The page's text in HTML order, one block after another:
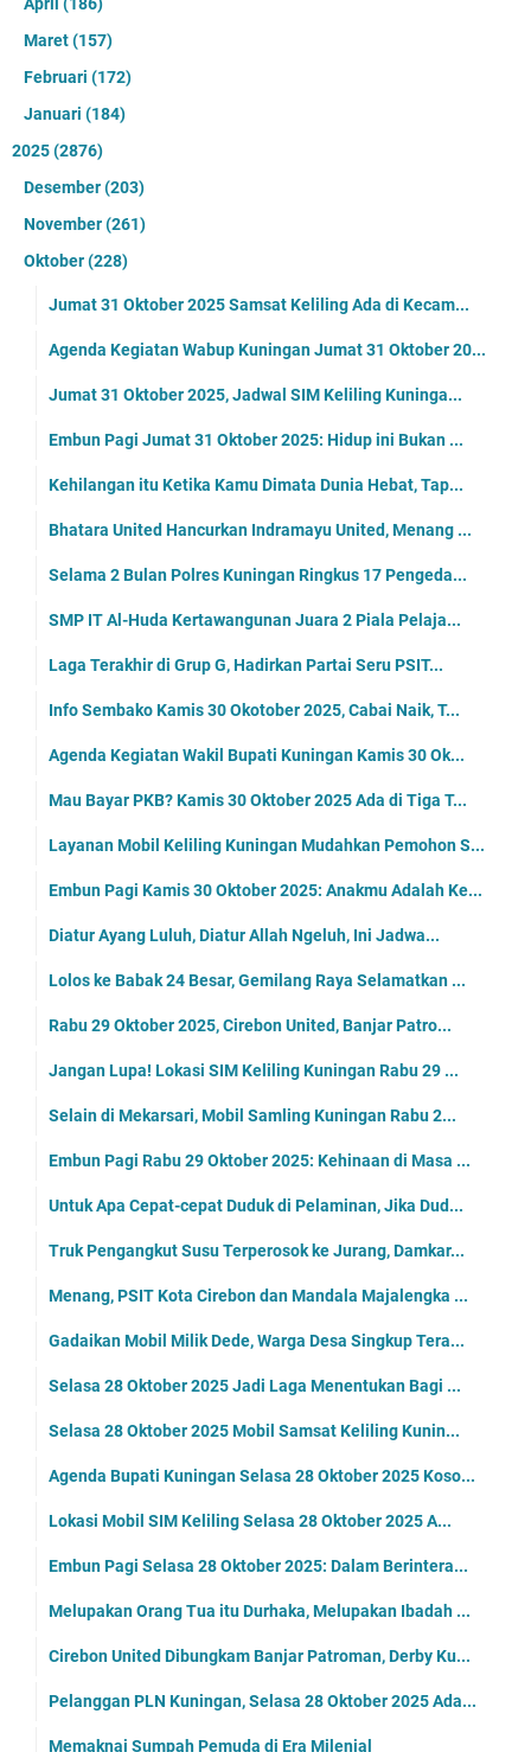
April (186)
Maret(157)
Februari (172)
Januari (184)
2025(2876)
Desember(203)
November(261)
Oktober(228)
Jumat 31 Oktober 2025 Samsat Keliling Ada di Kecam...
Agenda Kegiatan Wabup Kuningan Jumat 31 Oktober 20...
Jumat 31 Oktober 2025, Jadwal SIM Keliling Kuninga...
Embun Pagi Jumat 31 Oktober 2025: Hidup ini Bukan ...
Kehilangan itu Ketika Kamu Dimata Dunia Hebat, Tap...
Bhatara United Hancurkan Indramayu United, Menang ...
Selama 2 Bulan Polres Kuningan Ringkus 17 Pengeda...
SMP IT Al-Huda Kertawangunan Juara 2 Piala Pelaja...
Laga Terakhir di Grup G, Hadirkan Partai Seru PSIT...
Info Sembako Kamis 30 Okotober 2025, Cabai Naik, T...
Agenda Kegiatan Wakil Bupati Kuningan Kamis 30 Ok...
Mau Bayar PKB? Kamis 30 Oktober 2025 Ada di Tiga T...
Layanan Mobil Keliling Kuningan Mudahkan Pemohon S...
Embun Pagi Kamis 30 Oktober 2025: Anakmu Adalah Ke...
Diatur Ayang Luluh, Diatur Allah Ngeluh, Ini Jadwa...
Lolos ke Babak 24 Besar, Gemilang Raya Selamatkan ...
Rabu 29 Oktober 2025, Cirebon United, Banjar Patro...
Jangan Lupa! Lokasi SIM Keliling Kuningan Rabu 29 ...
Selain di Mekarsari, Mobil Samling Kuningan Rabu 2...
Embun Pagi Rabu 29 Oktober 2025: Kehinaan di Masa ...
Untuk Apa Cepat-cepat Duduk di Pelaminan, Jika Dud...
Truk Pengangkut Susu Terperosok ke Jurang, Damkar...
Menang, PSIT Kota Cirebon dan Mandala Majalengka ...
Gadaikan Mobil Milik Dede, Warga Desa Singkup Tera...
Selasa 28 Oktober 2025 Jadi Laga Menentukan Bagi ...
Selasa 28 Oktober 2025 Mobil Samsat Keliling Kunin...
Agenda Bupati Kuningan Selasa 28 Oktober 2025 Koso...
Lokasi Mobil SIM Keliling Selasa 28 Oktober 2025 A...
Embun Pagi Selasa 28 Oktober 2025: Dalam Berintera...
Melupakan Orang Tua itu Durhaka, Melupakan Ibadah ...
Cirebon United Dibungkam Banjar Patroman, Derby Ku...
Pelanggan PLN Kuningan, Selasa 28 Oktober 2025 Ada...
Memaknai Sumpah Pemuda di Era Milenial